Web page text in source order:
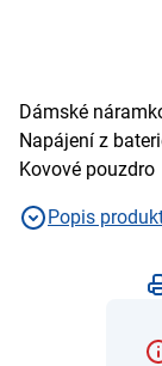
Dámské
Napájení z
Kovové pouzdro
Popis